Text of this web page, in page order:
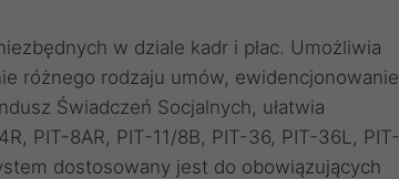
w dziale kadr i płac. Umożliwia
różnego rodzaju umów, ewidencjonowanie
Świadczeń Socjalnych, ułatwia
PIT-8AR, PIT-11/8B, PIT-36, PIT-36L, PIT-
dostosowany jest do obowiązujących